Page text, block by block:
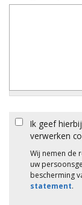
Ik geef
verwerken
Wij nemen de
uw
bescherming
statement.